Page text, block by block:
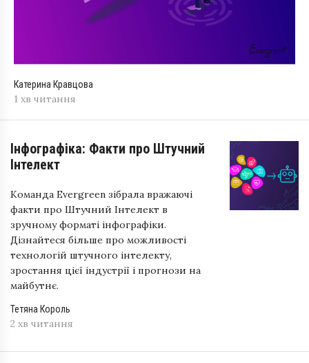
Катерина Кравцова
1 хв читання
Інфографіка: Факти про Штучний
Інтелект
Команда Evergreen зібрала вражаючі
факти про Штучний Інтелект в
зручному форматі інфографіки.
Дізнайтеся більше про можливості
технологій штучного інтелекту,
зростання цієї індустрії і прогнози на
майбутнє.
Тетяна Король
2 хв читання